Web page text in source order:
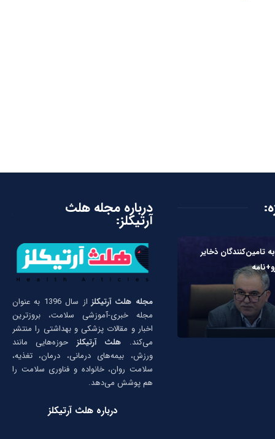
تامین‌کنندگان ذخایر
درباره مجله هلث
آرتیکلز:
مجله هلث آرتیکلز
از سال 1396 به عنوان
مجله خبری-آموزشی سلامت، بروزترین
اخبار و مقالات پزشکی و بهداشتی را منتشر
می‌کند. هلث آرتیکلز حوزه‌هایی مانند
ورزش، بیمه‌های درمانی، درمان، تغذیه،
سلامت روان، خانواده و فناوری سلامت را
هم پوشش می‌دهد.
درباره هلث آرتیکلز